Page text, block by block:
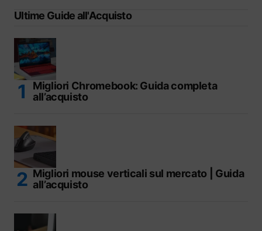
Ultime Guide all'Acquisto
Migliori Chromebook: Guida completa
all’acquisto
Migliori mouse verticali sul mercato | Guida
all’acquisto